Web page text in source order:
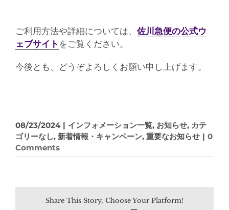
ご利用方法や詳細については、 佐川急便の公式ウ
ェブサイト をご覧ください。
今後とも、どうぞよろしくお願い申し上げます。
08/23/2024 | インフォメーション一覧, お知らせ, カテ
ゴリーなし, 新着情報・キャンペーン, 重要なお知らせ | 0
Comments
Share This Story, Choose Your Platform!